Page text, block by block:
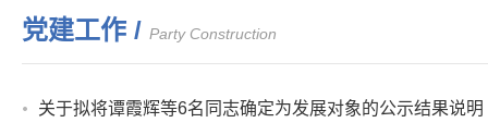
党建工作 / Party Construction
关于拟将谭霞辉等6名同志确定为发展对象的公示结果说明